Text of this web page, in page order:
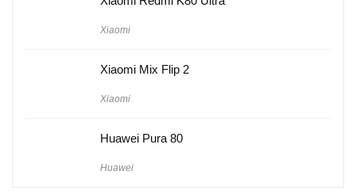
Xiaomi
Xiaomi Mix Flip 2
Xiaomi
Huawei Pura 80
Huawei